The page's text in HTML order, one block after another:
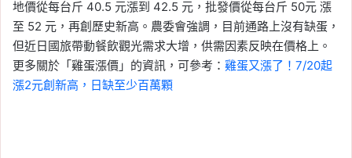
地價從每台斤 40.5 元漲到 42.5 元，批發價從每台斤 50元 漲
至 52 元，再創歷史新高。農委會強調，目前通路上沒有缺蛋，
但近日國旅帶動餐飲觀光需求大增，供需因素反映在價格上。
更多關於「雞蛋漲價」的資訊，可參考： 雞蛋又漲了！7/20起
漲2元創新高，日缺至少百萬顆